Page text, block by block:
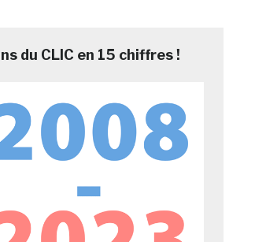
du CLIC en 15 chiffres !